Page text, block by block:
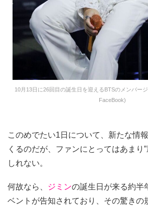
10月13日に26回目の誕生日を迎えるBTSのメンバー
FaceBook)
このめでたい1日について、新たな情
くるのだが、ファンにとってはあまり
しれない。
何故なら、 ジミンの誕生日が来る約半
ベントが告知されており、その驚きの